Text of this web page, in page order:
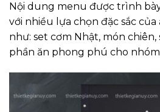
Nội dung menu được trình
với nhiều lựa chọn đặc sắc
như: set cơm Nhật, món
phần ăn phong phú cho nhóm